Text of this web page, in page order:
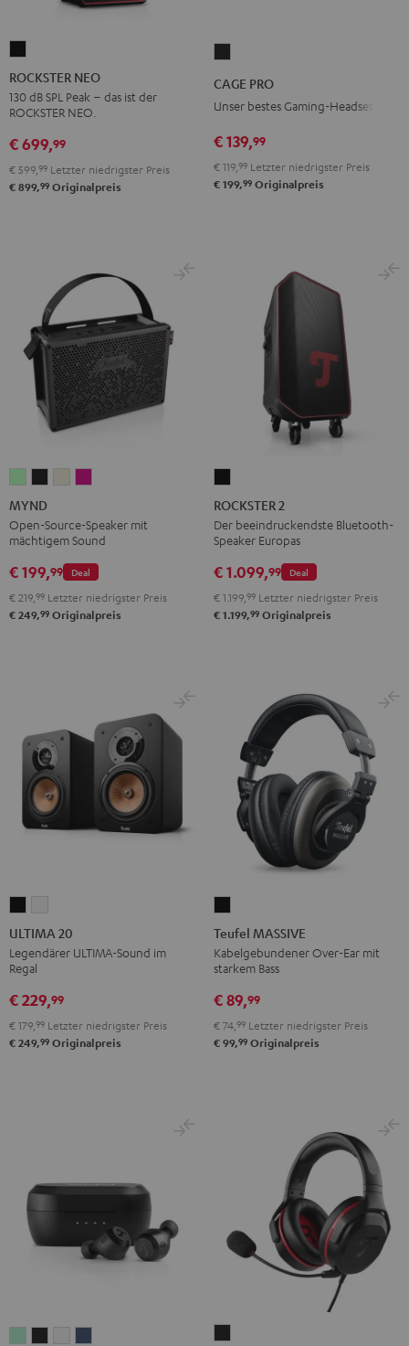
NEO
Schwarz
ROCKSTER NEO
130 dB SPL Peak – das ist der
ROCKSTER NEO.
€ 699,99
€ 599, 99 Letzter niedrigster Preis
€ 899,99 Originalpreis
CAGE PRO
Unser bestes Gaming-Headset
€ 139,99
€ 119, 99 Letzter niedrigster Preis
€ 199,99 Originalpreis
Light
MintBlackWhiteBerry
MYND
Open-Source-Speaker mit
mächtigem Sound
Deal
€ 199,99
€ 219, 99 Letzter niedrigster Preis
€ 249,99 Originalpreis
2
Schwarz
ROCKSTER 2
Der beeindruckendste Bluetooth-
Speaker Europas
Deal
€ 1.099,99
€ 1.199, 99 Letzter niedrigster Preis
€ 1.199,99 Originalpreis
20
Schwarz
20
Weiß
ULTIMA 20
Legendärer ULTIMA-Sound im
Regal
€ 229,99
€ 179, 99 Letzter niedrigster Preis
€ 249,99 Originalpreis
MASSIVE
Schwarz
Teufel MASSIVE
Kabelgebundener Over-Ear mit
starkem Bass
€ 89,99
€ 74, 99 Letzter niedrigster Preis
€ 99,99 Originalpreis